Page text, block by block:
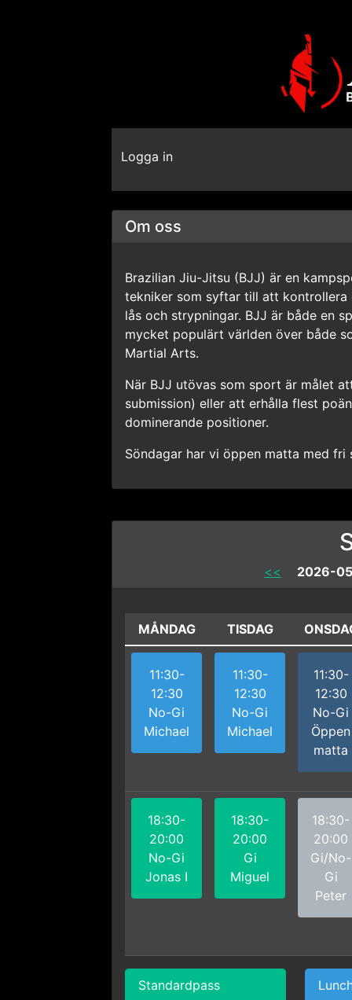
Logga in
Om oss
Brazilian Jiu-Jitsu (BJJ) är en
tekniker som syftar till att kontrollera
lås och strypningar. BJJ är både en
mycket populärt världen över både
Martial Arts.
När BJJ utövas som sport är målet
submission) eller att erhålla flest
dominerande positioner.
Söndagar har vi öppen matta med fri
<< 2026-
MÅNDAG TISDAG
11:30-
12:30
No-Gi
Michael
11:30-
12:30
No-Gi
Michael
11:30-
12:30
No-Gi
Öppen
matta
18:30-
20:00
No-Gi
Jonas I
18:30-
20:00
Gi
Miguel
18:30-
20:00
Gi/No-
Gi
Peter
Standardpass